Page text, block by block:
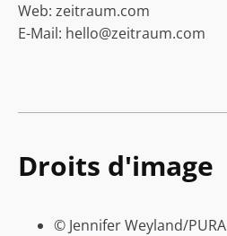
Web: zeitraum.com
E-Mail: hello@zeitraum.com
Droits d'image
© Jennifer Weyland/PURA